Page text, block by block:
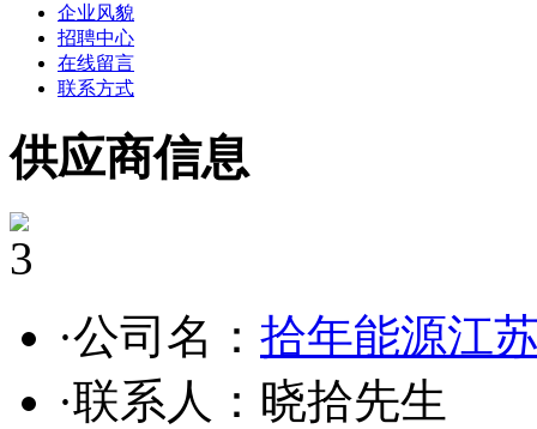
企业风貌
招聘中心
在线留言
联系方式
供应商信息
3
·公司名： 拾年能源江
·联系人：晓拾先生